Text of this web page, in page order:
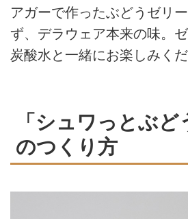
アガーで作ったぶどうゼリ
ず、デラウェア本来の味。
炭酸水と一緒にお楽しみくだ
「シュワっとぶど
のつくり方